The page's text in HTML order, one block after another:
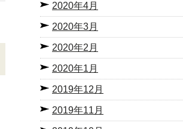
2020年4月
2020年3月
2020年2月
2020年1月
2019年12月
2019年11月